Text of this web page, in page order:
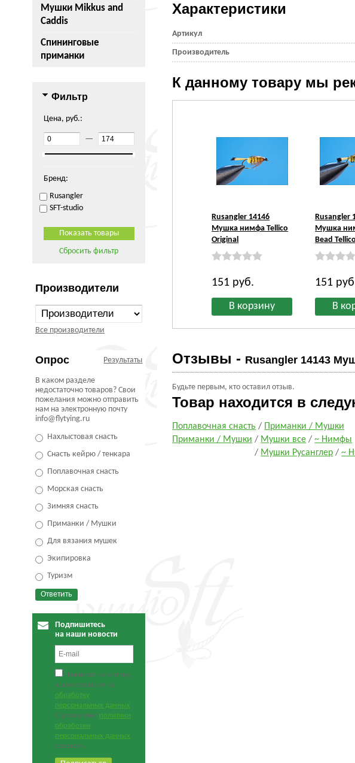
Мушки Mikkus and
Caddis
Спининговые
приманки
Фильтр
Цена, руб.:
—
Бренд:
Rusangler
SFT-studio
Сбросить фильтр
Производители
Все производители
Опрос Результаты
В каком разделе
недостаточно товаров? Свои
пожелания можно отправить
нам на электронную почту
info@flytying.ru
Нахлыстовая снасть
Снасть кейрю / тенкара
Поплавочная снасть
Морская снасть
Зимняя снасть
Приманки / Мушки
Для вязания мушек
Экипировка
Туризм
Подпишитесь
на наши новости
Нажимая на кнопку,
я даю согласие на
обработку
персональных данных.
С условиями политики
обработки
персональных данных
согласен.
Характеристики
Артикул
Производитель
К данному товару мы
Rusangler 14146
Мушка нимфа Tellico
Original
151 руб.
Rusangler
Мушка
Bead Tellico
151
Отзывы - Rusangler 14143
Будьте первым, кто оставил отзыв.
Товар находится в
Поплавочная снасть /
Приманки / Мушки
Приманки / Мушки / Мушки все /~ Нимфы
/ Мушки Русанглер /~